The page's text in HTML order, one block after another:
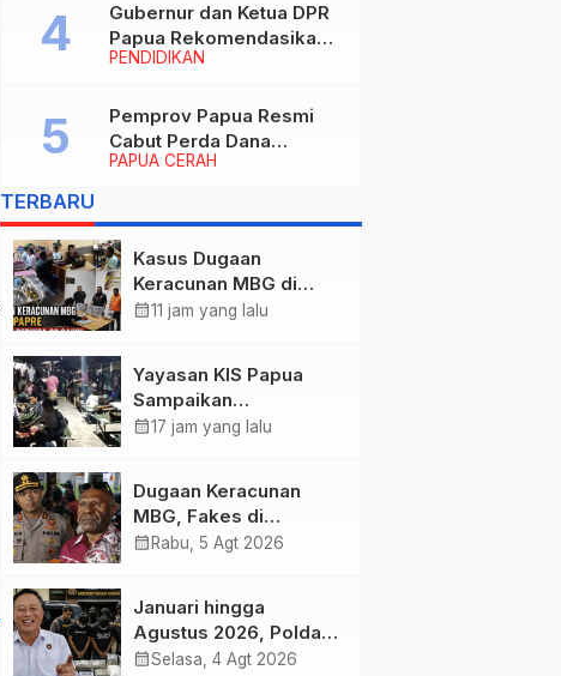
PENDIDIKAN
Gubernur dan Ketua DPR
Papua Rekomendasikan
Ade Yamin Jabat Rektor
periode 2026–2030
PAPUA CERAH
Pemprov Papua Resmi
Cabut Perda Dana
Cadangan, Dialihkan
Pembangunan dan
Layanan Publik
TERBARU
Kasus Dugaan
Keracunan MBG di
Kabupaten Jayapura,
calendar_month11 jam yang lalu
Yayasan KIS Papua
Sampaikan
Permohonan Maaf dan
Keracunan MBG di
Depapre
calendar_month17 jam yang lalu
Dugaan Keracunan
MBG, Fakes di
Kabupaten Jayapura
calendar_month Rabu, 5 Agt 2026
Januari hingga
Agustus 2026, Polda
Papua Berhasil Ungkap
calendar_monthSelasa, 4 Agt 2026